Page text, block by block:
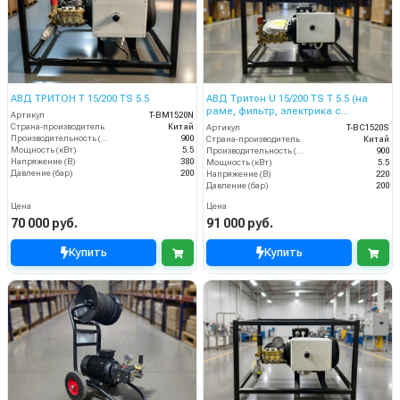
АВД ТРИТОН T 15/200 TS 5.5
Артикул
T-BM1520N
Страна-производитель
Китай
Производительность (л/ч)
900
Мощность (кВт)
5.5
Напряжение (В)
380
Давление (бар)
200
Цена
70 000 руб.
Купить
АВД Тритон U 15/200 TS T 5.5 (на
раме, фильтр, электрика с
теплозащитой)
Артикул
T-BC1520S
Страна-производитель
Китай
Производительность (л/ч)
900
Мощность (кВт)
5.5
Напряжение (В)
220
Давление (бар)
200
Цена
91 000 руб.
Купить